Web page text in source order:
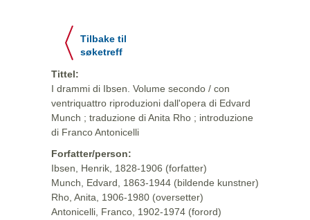
Tilbake til
søketreff
Tittel:
I drammi di Ibsen. Volume secondo / con
ventriquattro riproduzioni dall'opera di Edvard
Munch ; traduzione di Anita Rho ; introduzione
di Franco Antonicelli
Forfatter/person:
Ibsen, Henrik, 1828-1906 (forfatter)
Munch, Edvard, 1863-1944 (bildende kunstner)
Rho, Anita, 1906-1980 (oversetter)
Antonicelli, Franco, 1902-1974 (forord)